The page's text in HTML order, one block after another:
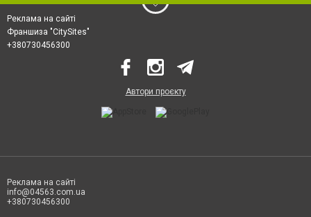
Реклама на сайті
Франшиза "CitySites"
+380730456300
Автори проєкту
Реклама на сайті
info@04563.com.ua
+380730456300